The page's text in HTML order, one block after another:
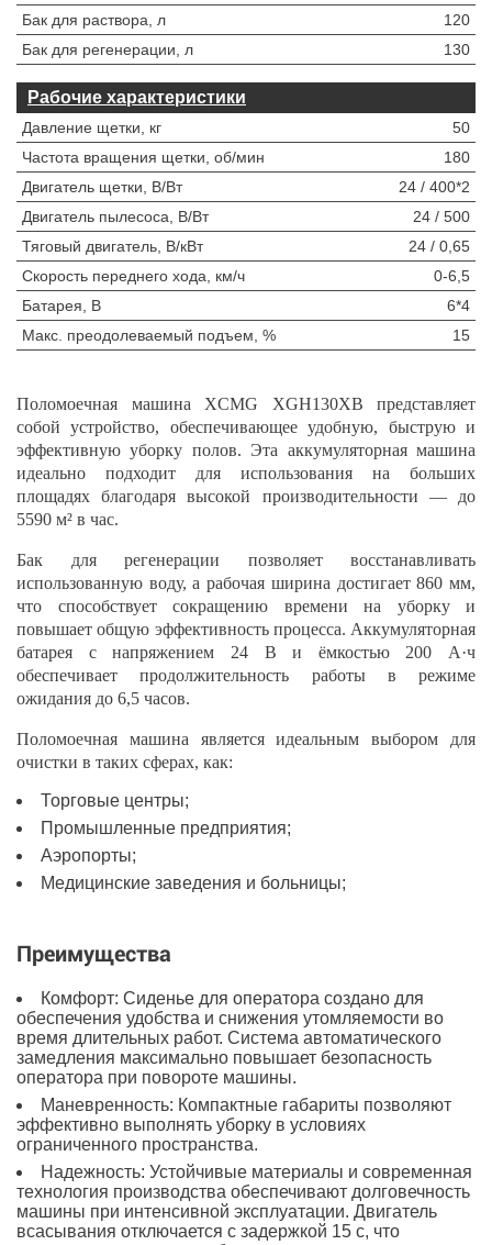
Бак для раствора, л
120
Бак для регенерации, л
130
Рабочие характеристики
Давление щетки, кг
50
Частота вращения щетки, об/мин
180
Двигатель щетки, В/Вт
24 / 400*2
Двигатель пылесоса, В/Вт
24 / 500
Тяговый двигатель, В/кВт
24 / 0,65
Скорость переднего хода, км/ч
0-6,5
Батарея, В
6*4
Макс. преодолеваемый подъем, %
15
Поломоечная машина XCMG XGH130XB представляет
собой устройство, обеспечивающее удобную, быструю и
эффективную уборку полов. Эта аккумуляторная машина
идеально подходит для использования на больших
площадях благодаря высокой производительности — до
5590 м² в час.
Бак для регенерации позволяет восстанавливать
использованную воду, а рабочая ширина достигает 860 мм,
что способствует сокращению времени на уборку и
повышает общую эффективность процесса. Аккумуляторная
батарея с напряжением 24 В и ёмкостью 200 А·ч
обеспечивает продолжительность работы в режиме
ожидания до 6,5 часов.
Поломоечная машина является идеальным выбором для
очистки в таких сферах, как:
Торговые центры;
Промышленные предприятия;
Аэропорты;
Медицинские заведения и больницы;
Преимущества
Комфорт: Сиденье для оператора создано для
обеспечения удобства и снижения утомляемости во
время длительных работ. Система автоматического
замедления максимально повышает безопасность
оператора при повороте машины.
Маневренность: Компактные габариты позволяют
эффективно выполнять уборку в условиях
ограниченного пространства.
Надежность: Устойчивые материалы и современная
технология производства обеспечивают долговечность
машины при интенсивной эксплуатации. Двигатель
всасывания отключается с задержкой 15 с, что